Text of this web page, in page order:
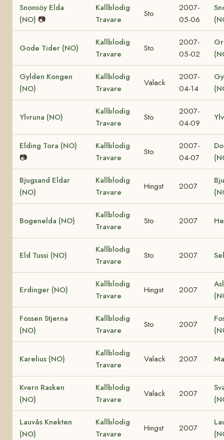
Snonsöy Elda
(NO) 📷
Kallblodig
Travare
Sto
2007-
05-06
Gode Tider (NO)
Kallblodig
Travare
Sto
2007-
05-02
Gylden Kongen
(NO)
Kallblodig
Travare
Valack
2007-
04-14
Ylvruna (NO)
Kallblodig
Travare
Sto
2007-
04-09
Elding Tora (NO)
📷
Kallblodig
Travare
Sto
2007-
04-07
Bjugsand Eldar
(NO)
Kallblodig
Travare
Hingst 2007
Bogenelda (NO)
Kallblodig
Travare
Sto 2007
Eld Tussi (NO)
Kallblodig
Travare
Sto 2007
Erdinger (NO)
Kallblodig
Travare
Hingst 2007
Fossen Stjerna
(NO)
Kallblodig
Travare
Sto 2007
Karelius (NO)
Kallblodig
Travare
Valack 2007
Kvern Rasken
(NO)
Kallblodig
Travare
Valack 2007
Lauvås Knekten
(NO)
Kallblodig
Travare
Hingst 2007